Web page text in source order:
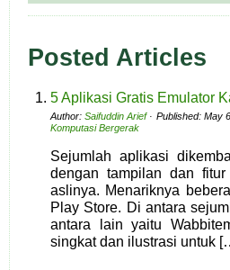
Posted Articles
5 Aplikasi Gratis Emulator
Author:Saifuddin Arief· Published: May
Komputasi Bergerak
Sejumlah aplikasi
dengan tampilan dan
aslinya. Menariknya
Play Store. Di antara
antara lain yaitu
singkat dan ilustrasi untuk